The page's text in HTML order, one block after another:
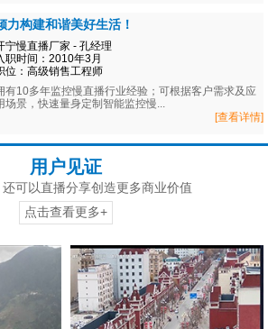
力构建和谐美好生活！
宁慢直播厂家 - 孔经理
职时间：2010年3月
位：高级销售工程师
有10多年监控慢直播行业经验；可根据客户需求及应
场景，快速量身定制智能监控慢...
[查看详情]
用户见证
可以直播分享创造更多商业价值
点击查看更多+